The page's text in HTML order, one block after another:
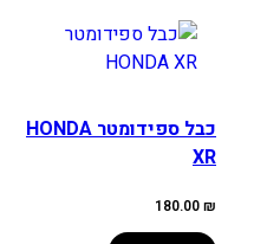
כבל ספידומטר HONDA
XR
180.00₪